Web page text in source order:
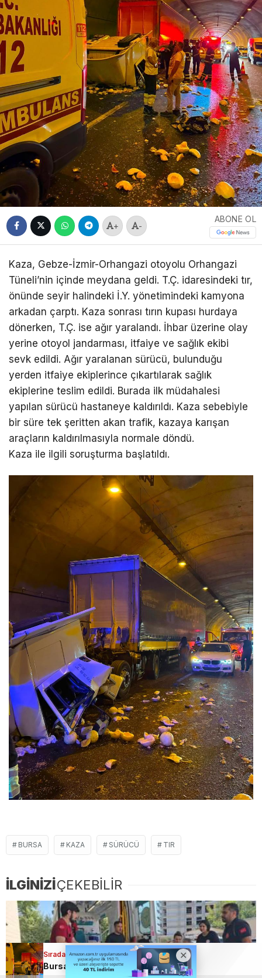
Sıradaki Haber
Bursa’da feci kaza; Tır sürücüsü ağır yaralandı
+ -
ABONE OL
Kaza, Gebze-İzmir-Orhangazi otoyolu Orhangazi
Tüneli’nin içinde meydana geldi. T.Ç. idaresindeki tır,
önünde seyir halindeki İ.Y. yönetimindeki kamyona
arkadan çarptı. Kaza sonrası tırın kupası hurdaya
dönerken, T.Ç. ise ağır yaralandı. İhbar üzerine olay
yerine otoyol jandarması, itfaiye ve sağlık ekibi
sevk edildi. Ağır yaralanan sürücü, bulunduğu
yerden itfaiye ekiplerince çıkartılarak sağlık
ekiplerine teslim edildi. Burada ilk müdahalesi
yapılan sürücü hastaneye kaldırıldı. Kaza sebebiyle
bir süre tek şeritten akan trafik, kazaya karışan
araçların kaldırılmasıyla normale döndü.
Kaza ile ilgili soruşturma başlatıldı.
BURSA KAZA SÜRÜCÜ TIR
İLGİNİZİÇEKEBİLİR